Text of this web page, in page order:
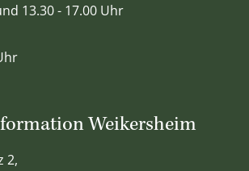
13.30 - 17.00 Uhr
Weikersheim
2,